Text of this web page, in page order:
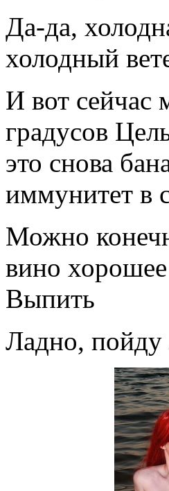
Да-да,
холодный
И вот сейчас
градусов
это снова
иммунитет в
Можно
вино хорошее
Выпить
Ладно,